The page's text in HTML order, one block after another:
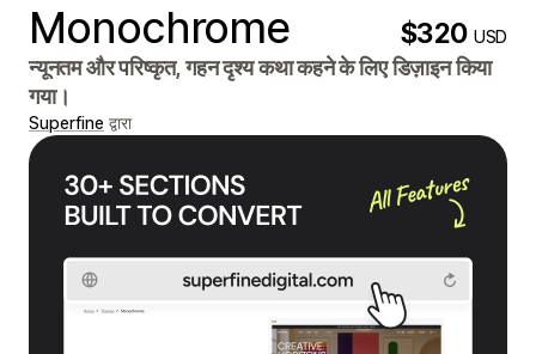
Monochrome $320USD
न्यूनतम और परिष्कृत, गहन दृश्य कथा कहने के लिए डिज़ाइन किया
गया।
Superfine द्वारा